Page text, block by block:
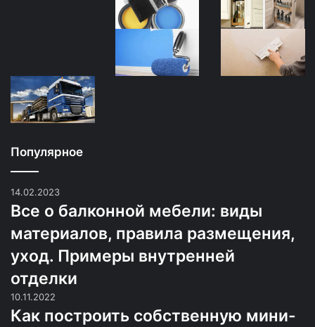
Популярное
14.02.2023
Все о балконной мебели: виды
материалов, правила размещения,
уход. Примеры внутренней
отделки
10.11.2022
Как построить собственную мини-